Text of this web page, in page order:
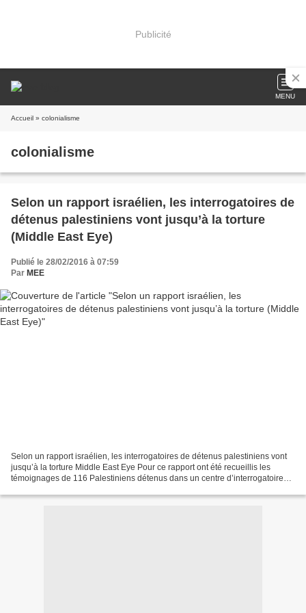
Publicité
MENU
Accueil » colonialisme
colonialisme
Selon un rapport israélien, les interrogatoires de
détenus palestiniens vont jusqu’à la torture
(Middle East Eye)
Publié le 28/02/2016 à 07:59
Par MEE
Selon un rapport israélien, les interrogatoires de détenus palestiniens vont
jusqu’à la torture Middle East Eye Pour ce rapport ont été recueillis les
témoignages de 116 Palestiniens détenus dans un centre d’interrogatoires